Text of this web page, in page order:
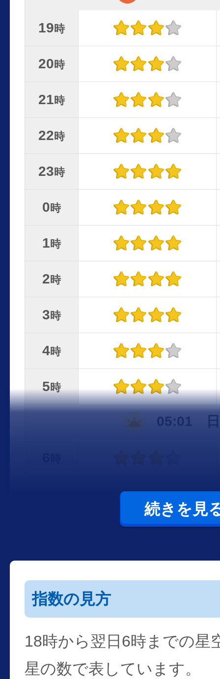
19時
20時
21時
22時
23時
0時
1時
2時
3時
4時
5時
05:01 日
続きを見
指数の見方
18時から翌日6時までの星
星の数で表しています。